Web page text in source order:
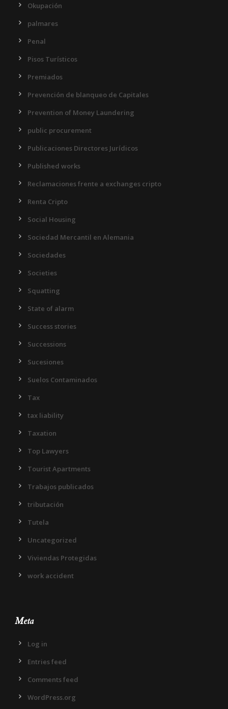
Okupación
palmares
Penal
Pisos Turísticos
Premiados
Prevención de blanqueo de Capitales
Prevention of Money Laundering
public procurement
Publicaciones Directores Jurídicos
Published works
Reclamaciones frente a exchanges cripto
Renta Cripto
Social Housing
Sociedad Mercantil en Alemania
Sociedades
Societies
Squatting
State of alarm
Success stories
Successions
Sucesiones
Suelos Contaminados
Tax
tax liability
Taxation
Top Lawyers
Tourist Apartments
Trabajos publicados
tributación
Tutela
Uncategorized
Viviendas Protegidas
work accident
Meta
Log in
Entries feed
Comments feed
WordPress.org